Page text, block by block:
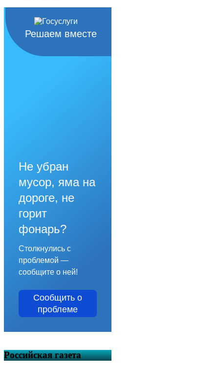
Решаем вместе
Не убран
мусор, яма на
дороге, не
горит
фонарь?
Столкнулись с
проблемой —
сообщите о ней!
Сообщить о
проблеме
Российская газета